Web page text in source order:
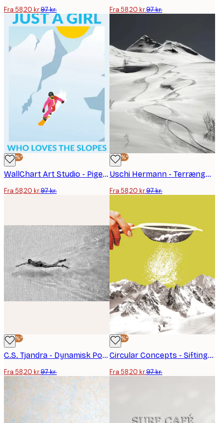
Fra 58,20 kr.97 kr. Fra 58,20 kr.97 kr.
-40%*
WallChart Art Studio - Pige på Snowboard i Solrige Bjerge Plakat
Fra 58,20 kr.97 kr.
-40%*
Uschi Hermann - Terrængskispor Plakat
Fra 58,20 kr.97 kr.
-40%*
C.S. Tjandra - Dynamisk Poolsvømmer Plakat
Fra 58,20 kr.97 kr.
-40%*
Circular Concepts - Sifting Powder Snow Plakat
Fra 58,20 kr.97 kr.